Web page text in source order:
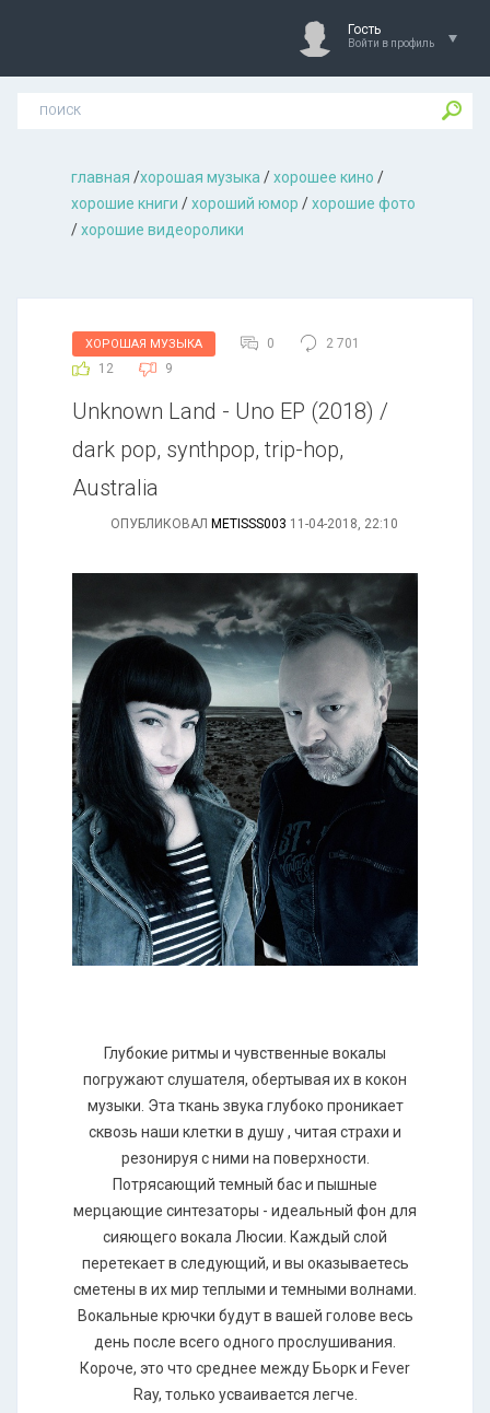
Гость
Войти в профиль
главная /хорошая музыкa /хорошее кино /
хорошие книги /хороший юмор /хорошие фото
/хорошие видеоролики
ХОРОШАЯ МУЗЫКА 0
2 701
12
9
Unknown Land - Uno EP (2018) /
dark pop, synthpop, trip-hop,
Australia
ОПУБЛИКОВАЛ METISSS003 11-04-2018, 22:10
Глубокие ритмы и чувственные вокалы
погружают слушателя, обертывая их в кокон
музыки. Эта ткань звука глубоко проникает
сквозь наши клетки в душу , читая страхи и
резонируя с ними на поверхности.
Потрясающий темный бас и пышные
мерцающие синтезаторы - идеальный фон для
сияющего вокала Люсии. Каждый слой
перетекает в следующий, и вы оказываетесь
сметены в их мир теплыми и темными волнами.
Вокальные крючки будут в вашей голове весь
день после всего одного прослушивания.
Короче, это что среднее между Бьорк и Fever
Ray, только усваивается легче.